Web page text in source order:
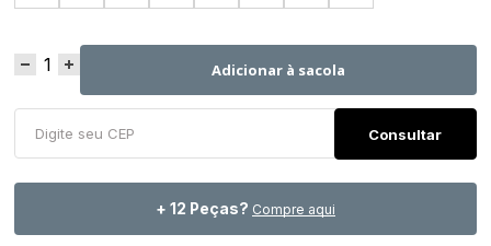
Adicionar à sacola
+ 12 Peças? Compre aqui